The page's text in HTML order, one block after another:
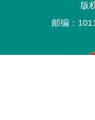
版
邮编：